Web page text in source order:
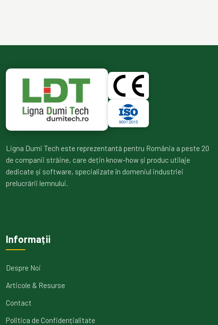
Ligna Dumi Tech este reprezentantă pentru România a peste 20
de companii străine, care dețin know-how și produc utilaje
dedicate și software, specializate în domeniul industriei
prelucrării lemnului.
Informații
Despre Noi
Articole & Resurse
Contact
Politica de Confidențialitate